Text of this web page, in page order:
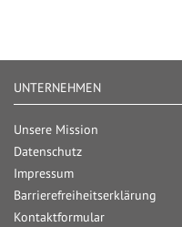
UNTERNEHMEN
Unsere Mission
Datenschutz
Impressum
Barrierefreiheitserklärung
Kontaktformular